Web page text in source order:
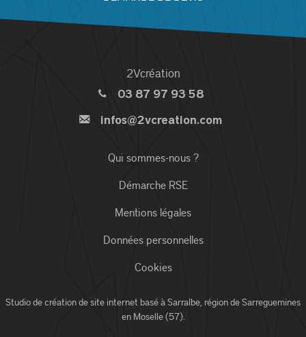
2Vcréation
03 87 97 93 58
infos@2vcreation.com
Qui sommes-nous ?
Démarche RSE
Mentions légales
Données personnelles
Cookies
Studio de création de site internet basé à Sarralbe, région de Sarreguemines
en Moselle (57).